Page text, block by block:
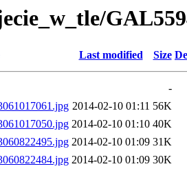
Last modified Size
-
2014-02-10 01:11 56K
2014-02-10 01:10 40K
2014-02-10 01:09 31K
2014-02-10 01:09 30K